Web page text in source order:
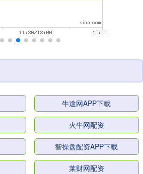
牛途网APP下载
火牛网配资
智操盘配资APP下载
莱财网配资